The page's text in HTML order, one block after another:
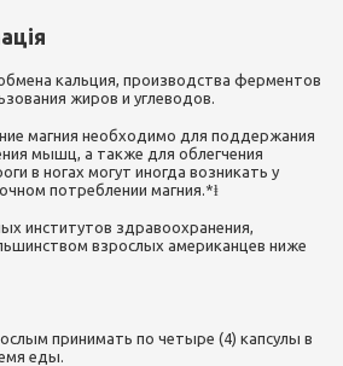
кальция, производства ферментов
жиров и углеводов.
магния необходимо для поддержания
мышц, а также для облегчения
в ногах могут иногда возникать у
потреблении магния.*ⱡ
институтов здравоохранения,
взрослых американцев ниже
принимать по четыре (4) капсулы в
еды.